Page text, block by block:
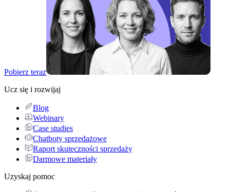
Pobierz teraz
Ucz się i rozwijaj
Blog
Webinary
Case studies
Chatboty sprzedażowe
Raport skuteczności sprzedaży
Darmowe materiały
Uzyskaj pomoc